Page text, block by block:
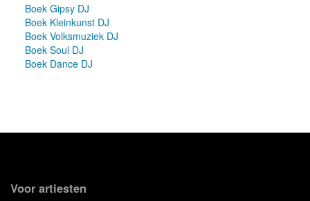
Boek Gipsy DJ
Boek Kleinkunst DJ
Boek Volksmuziek DJ
Boek Soul DJ
Boek Dance DJ
Voor artiesten